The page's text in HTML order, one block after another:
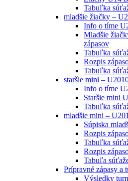
Tabuľka
mladšie žiačky –
Info o tíme
Mladšie
zápasov
Tabuľka
Rozpis
Tabuľka
staršie mini –
Info o tíme
Staršie mini
Tabuľka
mladšie mini –
Súpiska
Rozpis
Tabuľka
Rozpis
Tabuľa
Prípravné zápasy a
Výsledky